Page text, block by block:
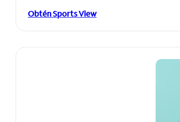
Obtén Sports View